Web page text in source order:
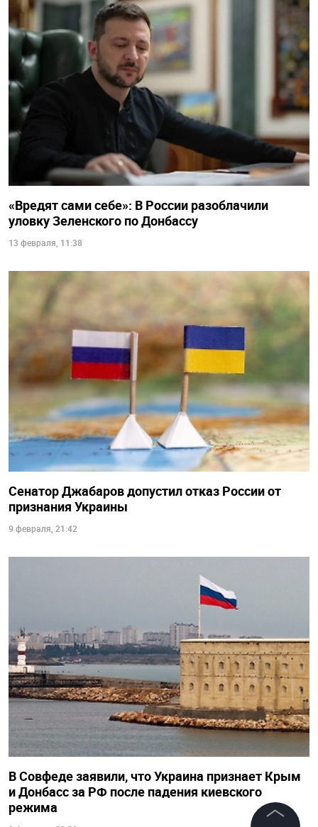
«Вредят сами себе»: В России разоблачили
уловку Зеленского по Донбассу
13 февраля, 11:38
Сенатор Джабаров допустил отказ России от
признания Украины
9 февраля, 21:42
В Совфеде заявили, что Украина признает Крым
и Донбасс за РФ после падения киевского
режима